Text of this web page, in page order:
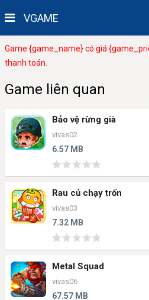
VGAME
Game {game_name} có giá
thanh toán.
Game liên quan
Bảo vệ rừng già
vivas02
6.57 MB
Rau củ chạy trốn
vivas03
7.32 MB
Metal Squad
vivas06
67.57 MB